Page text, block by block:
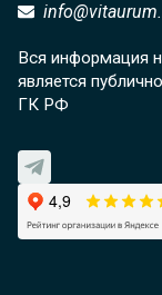
Вся информация
является
ГК РФ